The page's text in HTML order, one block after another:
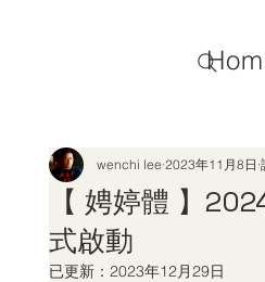
【 娉婷體 】
式啟動
wenchi lee 2023年11月8日
已更新： 2023年12月29日